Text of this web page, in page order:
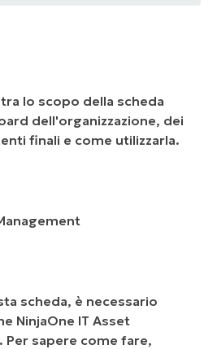
lo scopo della scheda
dell'organizzazione, dei
finali e come utilizzarla.
scheda, è necessario
NinjaOne IT Asset
Per sapere come fare,